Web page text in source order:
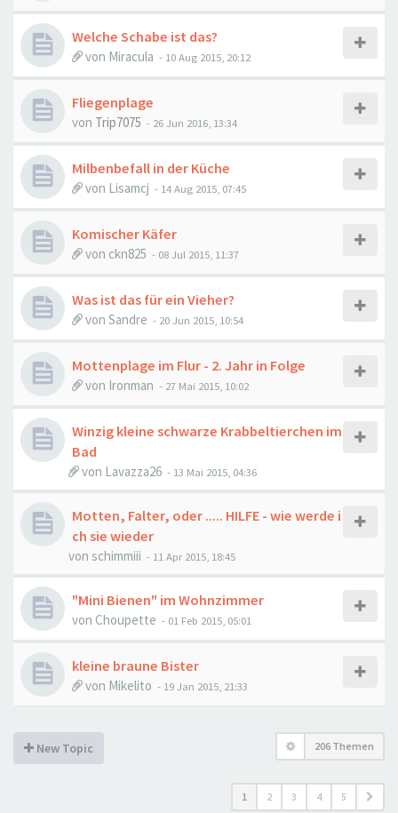
Welche Schabe ist das?
von Miracula - 10 Aug 2015, 20:12
Fliegenplage
von Trip7075 - 26 Jun 2016, 13:34
Milbenbefall in der Küche
von Lisamcj - 14 Aug 2015, 07:45
Komischer Käfer
von ckn825 - 08 Jul 2015, 11:37
Was ist das für ein Vieher?
von Sandre - 20 Jun 2015, 10:54
Mottenplage im Flur - 2. Jahr in Folge
von Ironman - 27 Mai 2015, 10:02
Winzig kleine schwarze Krabbeltierchen im
Bad
von Lavazza26 - 13 Mai 2015, 04:36
Motten, Falter, oder ..... HILFE - wie werde i
ch sie wieder
von schimmiii - 11 Apr 2015, 18:45
"Mini Bienen" im Wohnzimmer
von Choupette - 01 Feb 2015, 05:01
kleine braune Bister
von Mikelito - 19 Jan 2015, 21:33
New Topic 206 Themen
1 2 3 4 5